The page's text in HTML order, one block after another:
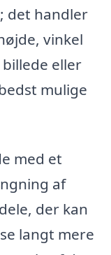
det handler
vinkel
eller
mulige
med et
af
der kan
langt mere